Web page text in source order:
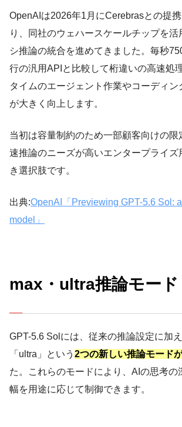
OpenAIは2026年1月にCerebrasとの提
り、同社のウェハースケールチップを活
シ推論の統合を進めてきました。毎秒
行の汎用APIと比較して桁違いの高速処
タイムのエージェント作業やコーディ
が大きく向上します。
当初は容量制約のため一部顧客向けの限
速推論のニーズが高いエンタープライズ
き選択肢です。
出典:OpenAI「Previewing GPT-5.6 Sol:
model」
max・ultra推論モード
GPT-5.6 Solには、従来の推論設定に加
「ultra」という 2つの新しい推論モード
た。これらのモードにより、AIの思考の
幅を用途に応じて制御できます。